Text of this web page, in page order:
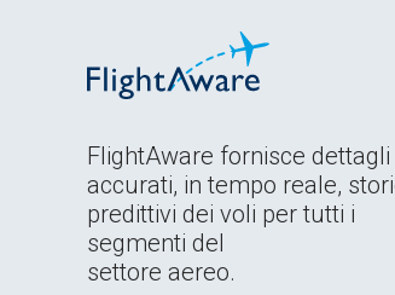
FlightAware fornisce dettagli
accurati, in tempo reale,
predittivi dei voli per tutti i
segmenti del
settore aereo.